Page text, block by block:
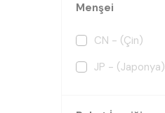
Menşei
CN - (Çin)
JP - (Japonya)